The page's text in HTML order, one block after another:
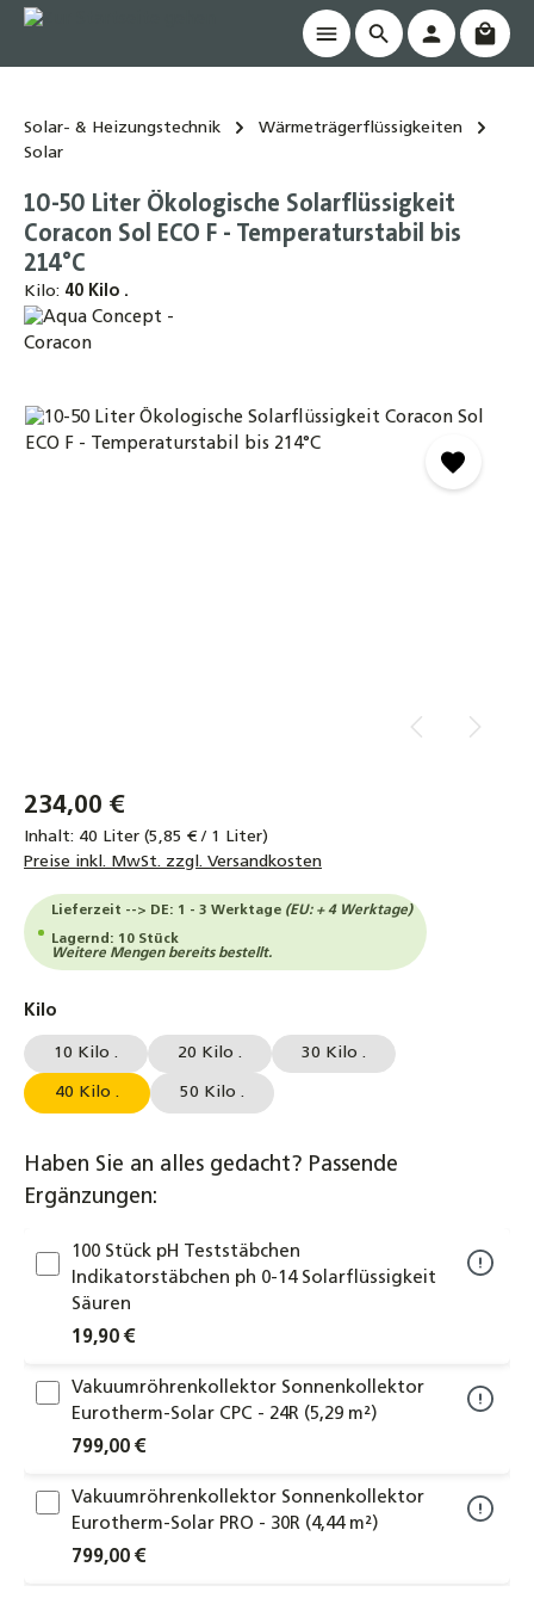
springen
Solar- & Heizungstechnik
Wärmeträgerflüssigkeiten
Solar
10-50 Liter Ökologische Solarflüssigkeit
Coracon Sol ECO F - Temperaturstabil bis
214°C
Kilo: 40 Kilo .
Bildergalerie überspringen
234,00 €
Inhalt: 40 Liter (5,85 € / 1 Liter)
Preise inkl. MwSt. zzgl. Versandkosten
Lieferzeit --> DE: 1 - 3 Werktage (EU: + 4 Werktage)
Lagernd: 10 Stück
Weitere Mengen bereits bestellt.
Kilo
10 Kilo . 20 Kilo . 30 Kilo .
40 Kilo . 50 Kilo .
Haben Sie an alles gedacht? Passende
Ergänzungen:
100 Stück pH Teststäbchen
Indikatorstäbchen ph 0-14 Solarflüssigkeit
Säuren
19,90 €
Vakuumröhrenkollektor Sonnenkollektor
Eurotherm-Solar CPC - 24R (5,29 m²)
799,00 €
Vakuumröhrenkollektor Sonnenkollektor
Eurotherm-Solar PRO - 30R (4,44 m²)
799,00 €